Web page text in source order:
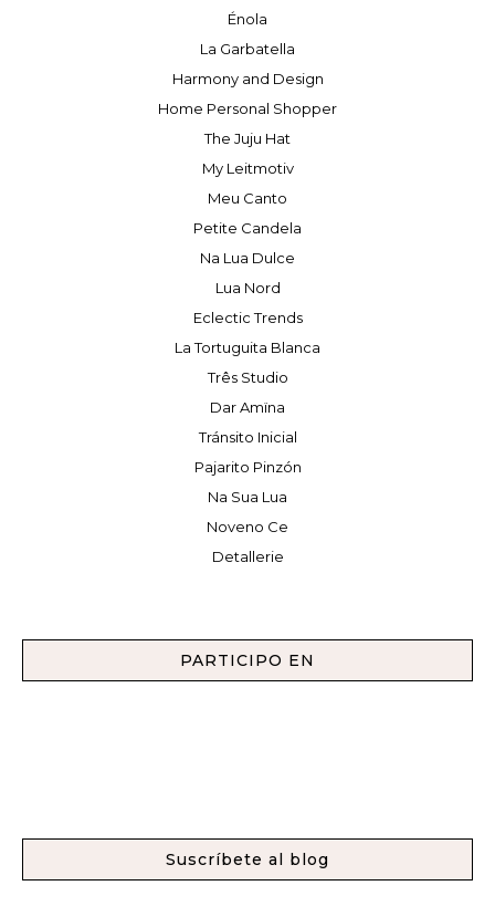
Énola
La Garbatella
Harmony and Design
Home Personal Shopper
The Juju Hat
My Leitmotiv
Meu Canto
Petite Candela
Na Lua Dulce
Lua Nord
Eclectic Trends
La Tortuguita Blanca
Três Studio
Dar Amïna
Tránsito Inicial
Pajarito Pinzón
Na Sua Lua
Noveno Ce
Detallerie
PARTICIPO EN
Suscríbete al blog